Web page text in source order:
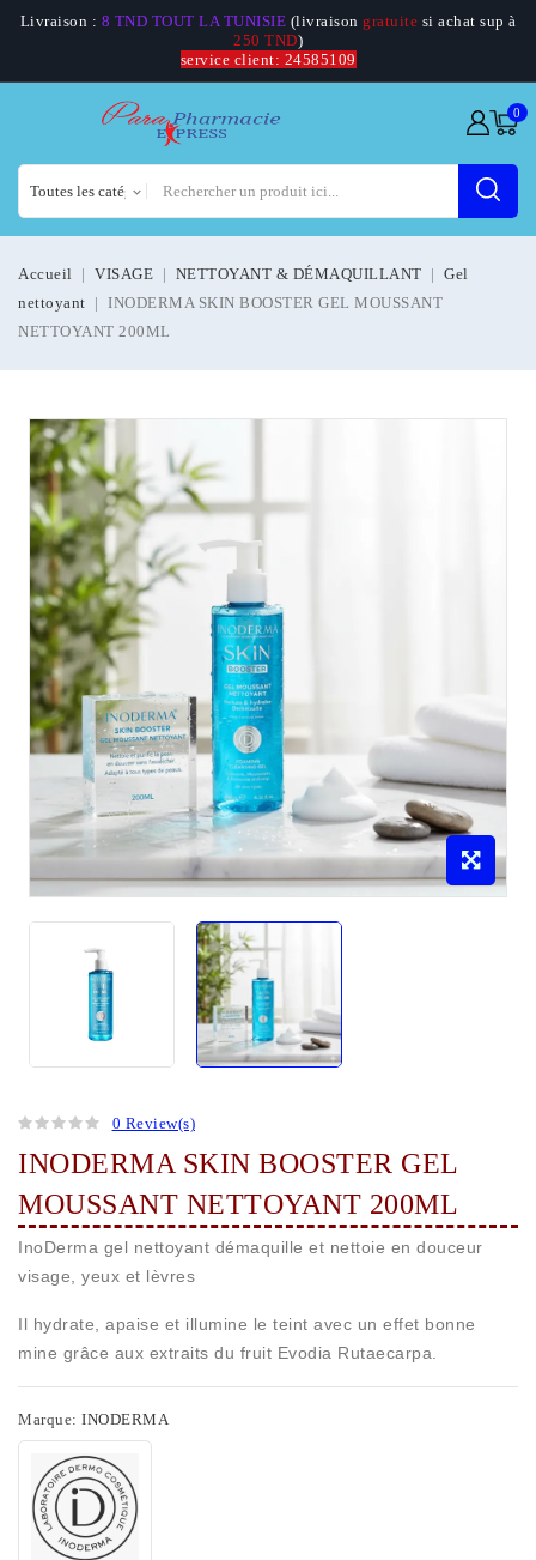
Livraison : 8 TND TOUT LA TUNISIE (livraison gratuite si achat sup à
250 TND)
service client: 24585109
0
Accueil VISAGE NETTOYANT & DÉMAQUILLANT
Gel
nettoyant
INODERMA SKIN BOOSTER GEL MOUSSANT
NETTOYANT 200ML
0 Review(s)
INODERMA SKIN BOOSTER GEL
MOUSSANT NETTOYANT 200ML
InoDerma gel nettoyant démaquille et nettoie en douceur
visage, yeux et lèvres
Il hydrate, apaise et illumine le teint avec un effet bonne
mine grâce aux extraits du fruit Evodia Rutaecarpa.
Marque: INODERMA